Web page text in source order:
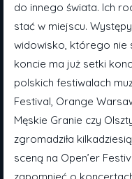
do innego świata. Ich
stać w miejscu.
widowisko, którego nie
koncie ma już setki
polskich festiwalach
Festival, Orange
Męskie Granie czy
zgromadziła
sceną na Open’er